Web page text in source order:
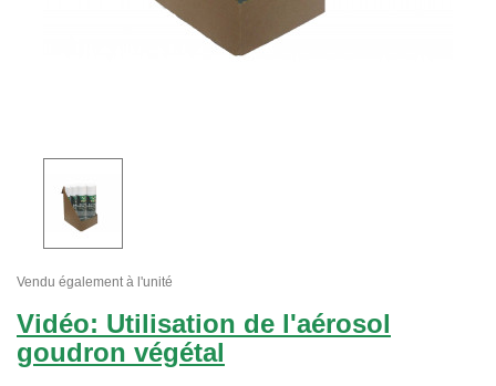
Vendu également à l'unité
Vidéo: Utilisation de l'aérosol
goudron végétal